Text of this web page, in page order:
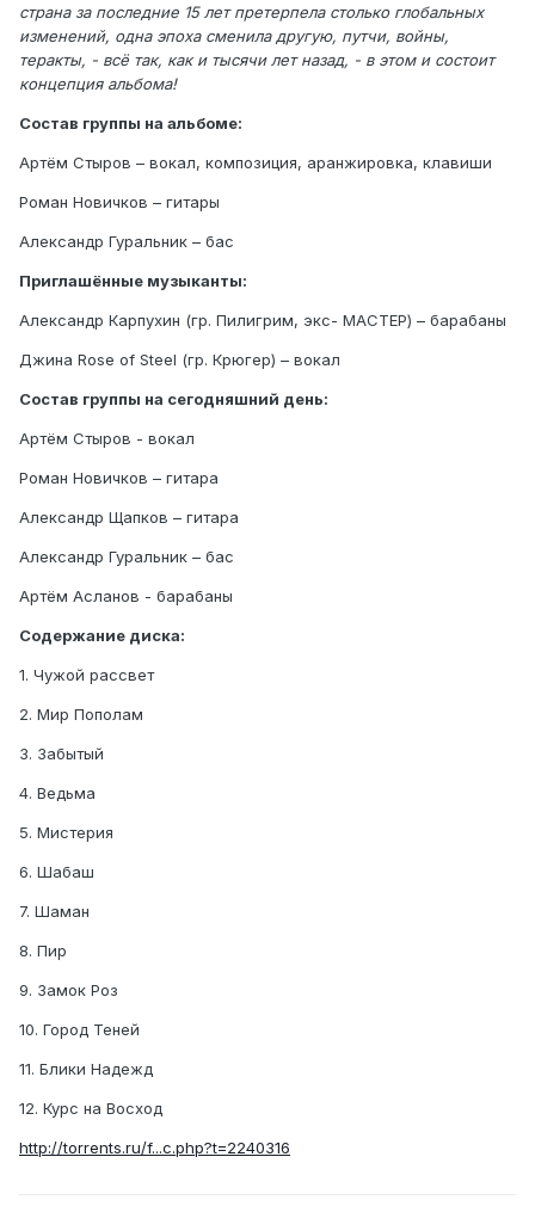
страна за последние 15 лет претерпела столько глобальных
изменений, одна эпоха сменила другую, путчи, войны,
теракты, - всё так, как и тысячи лет назад, - в этом и состоит
концепция альбома!
Состав группы на альбоме:
Артём Стыров – вокал, композиция, аранжировка, клавиши
Роман Новичков – гитары
Александр Гуральник – бас
Приглашённые музыканты:
Александр Карпухин (гр. Пилигрим, экс- МАСТЕР) – барабаны
Джина Rose of Steel (гр. Крюгер) – вокал
Состав группы на сегодняшний день:
Артём Стыров - вокал
Роман Новичков – гитара
Александр Щапков – гитара
Александр Гуральник – бас
Артём Асланов - барабаны
Содержание диска:
1. Чужой рассвет
2. Мир Пополам
3. Забытый
4. Ведьма
5. Мистерия
6. Шабаш
7. Шаман
8. Пир
9. Замок Роз
10. Город Теней
11. Блики Надежд
12. Курс на Восход
http://torrents.ru/f...c.php?t=2240316